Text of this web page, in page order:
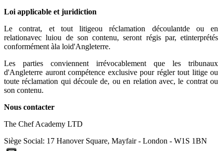
Loi applicable et juridiction
Le contrat, et tout litigeou réclamation découlantde ou en
relationavec luiou de son contenu, seront régis par, etinterprétés
conformément àla loid'Angleterre.
Les parties conviennent irrévocablement que les tribunaux
d'Angleterre auront compétence exclusive pour régler tout litige ou
toute réclamation qui découle de, ou en relation avec, le contrat ou
son contenu.
Nous contacter
The Chef Academy LTD
Siège Social: 17 Hanover Square, Mayfair - London - W1S 1BN